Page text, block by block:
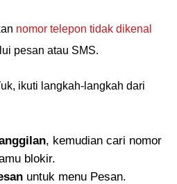
nomor telepon tidak dikenal
pesan atau SMS.
ikuti langkah-langkah dari
, kemudian cari nomor
blokir.
untuk menu Pesan.